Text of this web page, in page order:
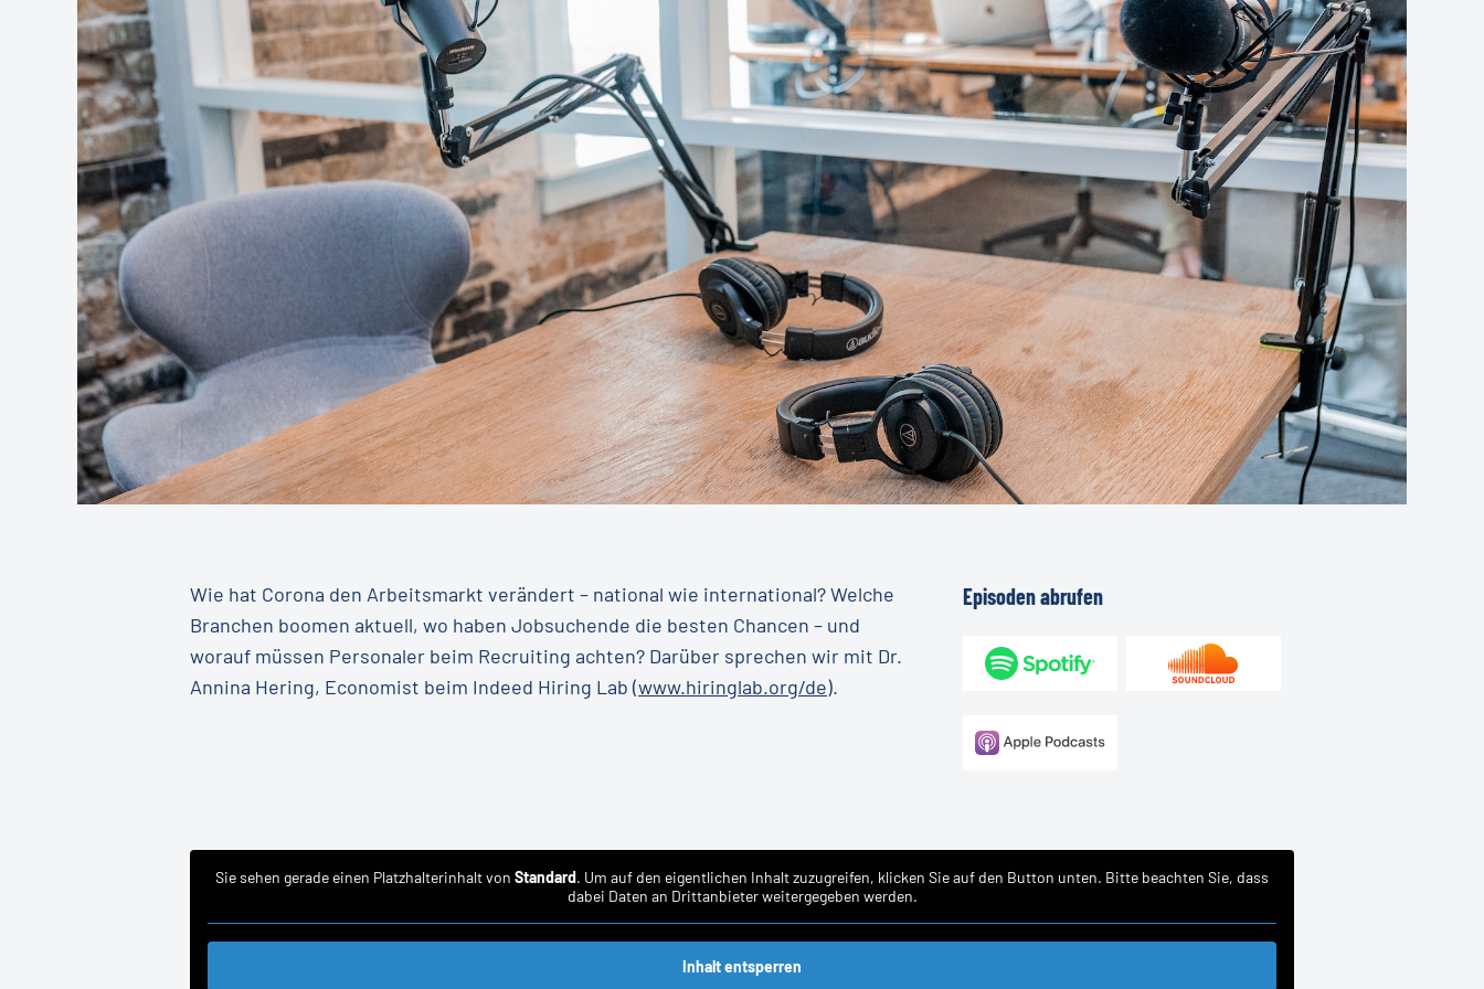
Wie hat Corona den Arbeitsmarkt verändert – national wie international? Welche
Branchen boomen aktuell, wo haben Jobsuchende die besten Chancen – und
worauf müssen Personaler beim Recruiting achten? Darüber sprechen wir mit Dr.
Annina Hering, Economist beim Indeed Hiring Lab (www.hiringlab.org/de).
Episodenabrufen
Sie sehen gerade einen Platzhalterinhalt von Standard. Um auf den eigentlichen Inhalt zuzugreifen, klicken Sie auf den Button unten. Bitte beachten Sie, dass
dabei Daten an Drittanbieter weitergegeben werden.
Inhalt entsperren